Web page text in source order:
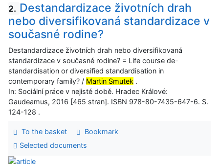
2. Destandardizace životních drah
nebo diversifikovaná standardizace v
současné rodine?
Destandardizace životních drah nebo diversifikovaná
standardizace v současné rodine? = Life course de-
standardisation or diversified standardisation in
contemporary family? / Martin Smutek .
In: Sociální práce v nejisté době. Hradec Králové:
Gaudeamus, 2016 [465 stran]. ISBN 978-80-7435-647-6. S.
124-128 .
To the basket
Bookmark
Selected documents